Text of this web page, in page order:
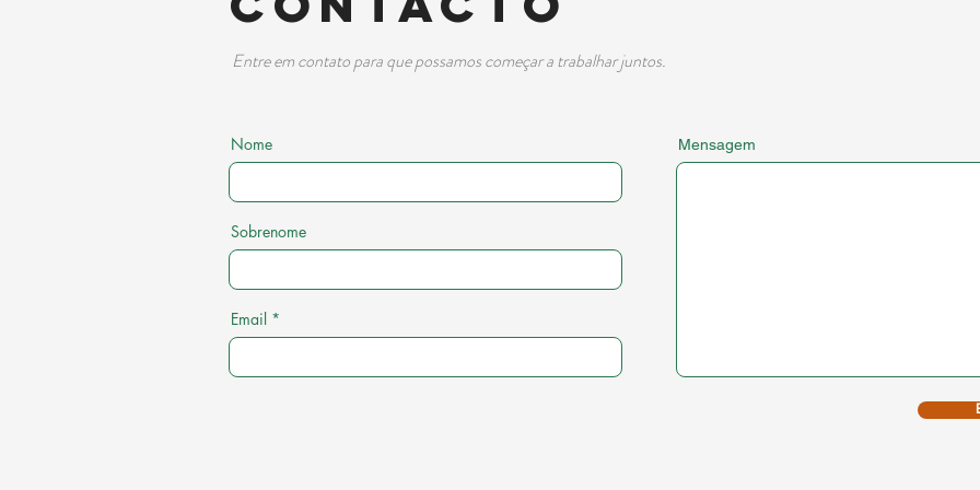
Entre em contato para que possamos começar a trabalhar juntos.
Nome
Sobrenome
Email
Mensagem